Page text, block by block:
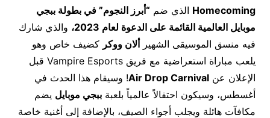
Homecoming الذي ضم “أبرز النجوم” في بطولة ببجي
موبايل العالمية القائمة على الدعوة لعام 2023،
والذي شارك
فيه منسق الموسيقى الشهيرألان ووكر كضيف خاص وهو
يلعب مباراة استعراضية مع فريق Vampire Esports قبل
الإعلان عن Air Drop Carnival! وسيقام هذا الحدث في
أغسطس، وسيكون احتفالاً عالمياً بلعبة ببجي موبايل يضم
مكافآت هائلة ويجلب أجواء الصيف، بالإضافة إلى أغنية خاصة